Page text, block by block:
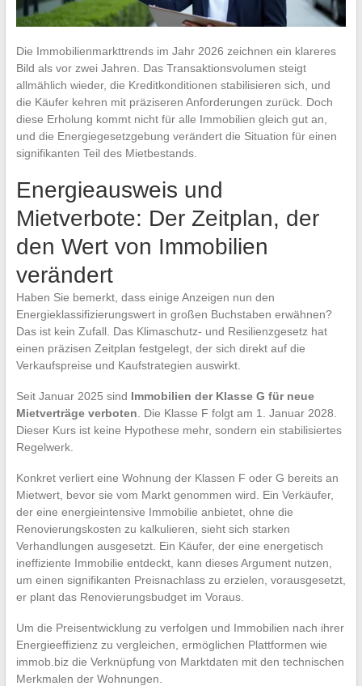
Die Immobilienmarkttrends im Jahr 2026 zeichnen ein klareres
Bild als vor zwei Jahren. Das Transaktionsvolumen steigt
allmählich wieder, die Kreditkonditionen stabilisieren sich, und
die Käufer kehren mit präziseren Anforderungen zurück. Doch
diese Erholung kommt nicht für alle Immobilien gleich gut an,
und die Energiegesetzgebung verändert die Situation für einen
signifikanten Teil des Mietbestands.
Energieausweis und
Mietverbote: Der Zeitplan, der
den Wert von Immobilien
verändert
Haben Sie bemerkt, dass einige Anzeigen nun den
Energieklassifizierungswert in großen Buchstaben erwähnen?
Das ist kein Zufall. Das Klimaschutz- und Resilienzgesetz hat
einen präzisen Zeitplan festgelegt, der sich direkt auf die
Verkaufspreise und Kaufstrategien auswirkt.
Seit Januar 2025 sind Immobilien der Klasse G für neue
Mietverträge verboten . Die Klasse F folgt am 1. Januar 2028.
Dieser Kurs ist keine Hypothese mehr, sondern ein stabilisiertes
Regelwerk.
Konkret verliert eine Wohnung der Klassen F oder G bereits an
Mietwert, bevor sie vom Markt genommen wird. Ein Verkäufer,
der eine energieintensive Immobilie anbietet, ohne die
Renovierungskosten zu kalkulieren, sieht sich starken
Verhandlungen ausgesetzt. Ein Käufer, der eine energetisch
ineffiziente Immobilie entdeckt, kann dieses Argument nutzen,
um einen signifikanten Preisnachlass zu erzielen, vorausgesetzt,
er plant das Renovierungsbudget im Voraus.
Um die Preisentwicklung zu verfolgen und Immobilien nach ihrer
Energieeffizienz zu vergleichen, ermöglichen Plattformen wie
immob.biz die Verknüpfung von Marktdaten mit den technischen
Merkmalen der Wohnungen.